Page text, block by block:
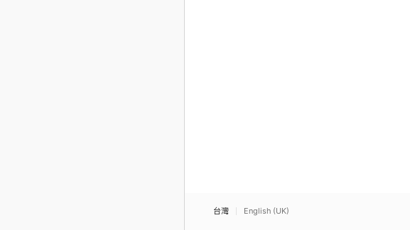
台灣 English (UK)